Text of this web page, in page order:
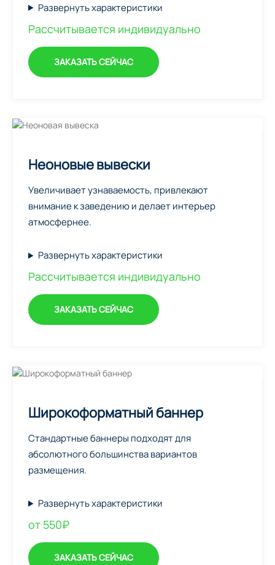
Развернуть характеристики
Рассчитывается индивидуально
ЗАКАЗАТЬ СЕЙЧАС
Неоновые вывески
Увеличивает узнаваемость, привлекают
внимание к заведению и делает интерьер
атмосфернее.
Развернуть характеристики
Рассчитывается индивидуально
ЗАКАЗАТЬ СЕЙЧАС
Широкоформатный баннер
Стандартные баннеры подходят для
абсолютного большинства вариантов
размещения.
Развернуть характеристики
от 550₽
ЗАКАЗАТЬ СЕЙЧАС